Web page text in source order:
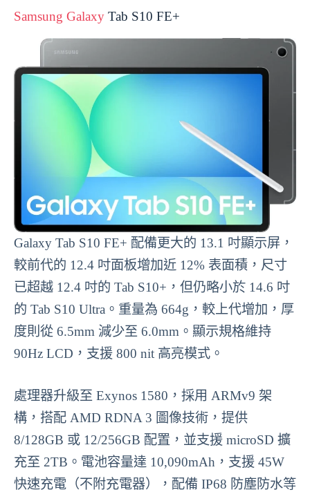
Samsung Galaxy Tab S10 FE+
Galaxy Tab S10 FE+ 配備更大的 13.1 吋顯示屏，
較前代的 12.4 吋面板增加近 12% 表面積，尺寸
已超越 12.4 吋的 Tab S10+，但仍略小於 14.6 吋
的 Tab S10 Ultra。重量為 664g，較上代增加，厚
度則從 6.5mm 減少至 6.0mm。顯示規格維持
90Hz LCD，支援 800 nit 高亮模式。
處理器升級至 Exynos 1580，採用 ARMv9 架
構，搭配 AMD RDNA 3 圖像技術，提供
8/128GB 或 12/256GB 配置，並支援 microSD 擴
充至 2TB。電池容量達 10,090mAh，支援 45W
快速充電（不附充電器），配備 IP68 防塵防水等